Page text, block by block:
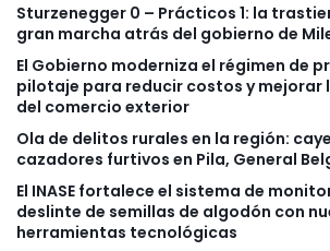
Sturzenegger 0 – Prácticos 1: la
gran marcha atrás del gobierno de
El Gobierno moderniza el régimen de
pilotaje para reducir costos y
del comercio exterior
Ola de delitos rurales en la región:
cazadores furtivos en Pila, General
El INASE fortalece el sistema de
deslinte de semillas de algodón con
herramientas tecnológicas